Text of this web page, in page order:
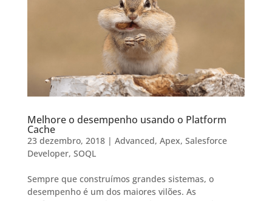
Melhore o desempenho usando o Platform
Cache
23 dezembro, 2018| Advanced, Apex, Salesforce
Developer, SOQL
Sempre que construímos grandes sistemas, o
desempenho é um dos maiores vilões. As